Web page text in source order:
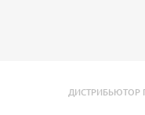
ДИСТРИБЬЮТОР